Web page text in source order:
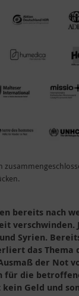
bereits nach
verschwinden.
Syrien.
das Thema
der Not
für die
Geld und